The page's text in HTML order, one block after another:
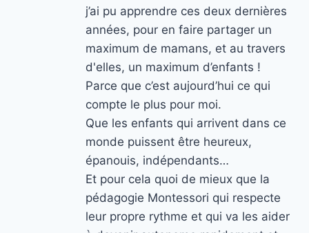
j’ai pu apprendre ces deux dernières
années, pour en faire partager un
maximum de mamans, et au travers
d'elles, un maximum d’enfants !
Parce que c’est aujourd’hui ce qui
compte le plus pour moi.
Que les enfants qui arrivent dans ce
monde puissent être heureux,
épanouis, indépendants…
Et pour cela quoi de mieux que la
pédagogie Montessori qui respecte
leur propre rythme et qui va les aider